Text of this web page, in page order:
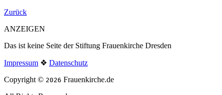
Zurück
ANZEIGEN
Das ist keine Seite der Stiftung Frauenkirche Dresden
Impressum ❖ Datenschutz
Copyright © 2026 Frauenkirche.de